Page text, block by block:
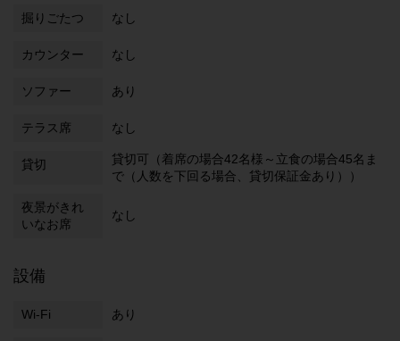
掘りごたつ なし
カウンター なし
ソファー あり
テラス席 なし
貸切
貸切可（着席の場合42名様～立食の場合45名ま
で（人数を下回る場合、貸切保証金あり））
夜景がきれ
いなお席
なし
設備
Wi-Fi あり